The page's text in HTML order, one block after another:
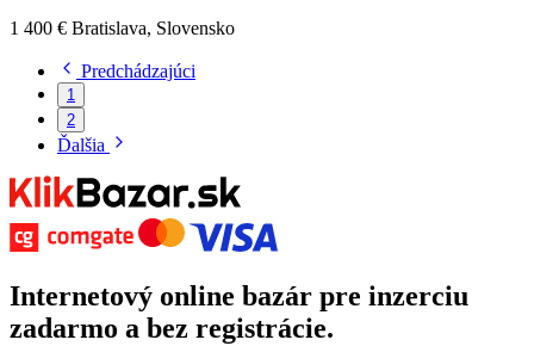
1 400 € Bratislava, Slovensko
Predchádzajúci
1
2
Ďalšia
Internetový online bazár pre inzerciu
zadarmo a bez registrácie.